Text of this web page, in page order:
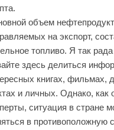
объем
на экспорт,
топливо. Я так
здесь делиться
книгах, фильмах,
и личных. Однако, как
ситуация в стране
в противоположную